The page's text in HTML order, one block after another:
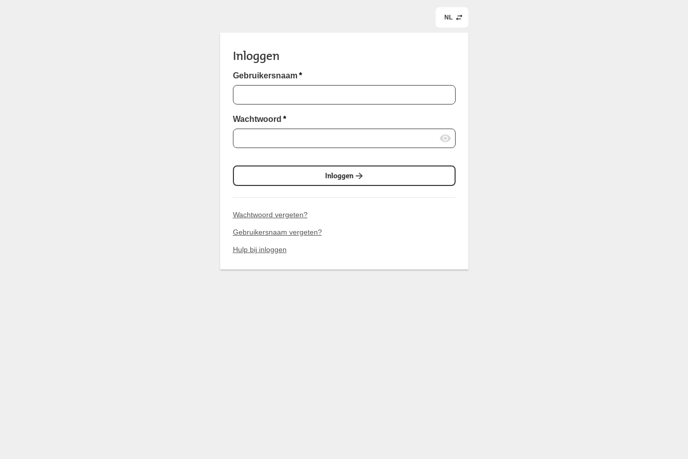
NL
Inloggen
Gebruikersnaam *
Wachtwoord *
Inloggen
Wachtwoord vergeten?
Gebruikersnaam vergeten?
Hulp bij inloggen